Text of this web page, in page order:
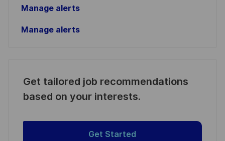
Manage alerts
Manage alerts
Get tailored job recommendations
based on your interests.
Get Started